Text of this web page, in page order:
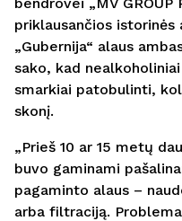
priklausančios istorinės
„Gubernija“ alaus
sako, kad
smarkiai patobulinti,
skonį.
„Prieš 10 ar 15 metų
buvo gaminami
pagaminto alaus –
arba filtraciją.